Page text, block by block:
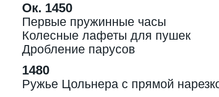
Ок. 1450
Первые пружинные часы
Колесные лафеты для пушек
Дробление парусов
1480
Ружье Цольнера с прямой